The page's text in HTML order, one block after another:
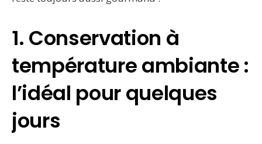
1. Conservation à
température ambiante :
l’idéal pour quelques
jours